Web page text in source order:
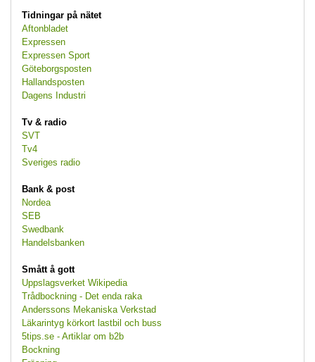
Tidningar på nätet
Aftonbladet
Expressen
Expressen Sport
Göteborgsposten
Hallandsposten
Dagens Industri
Tv & radio
SVT
Tv4
Sveriges radio
Bank & post
Nordea
SEB
Swedbank
Handelsbanken
Smått å gott
Uppslagsverket Wikipedia
Trådbockning - Det enda raka
Anderssons Mekaniska Verkstad
Läkarintyg körkort lastbil och buss
5tips.se - Artiklar om b2b
Bockning